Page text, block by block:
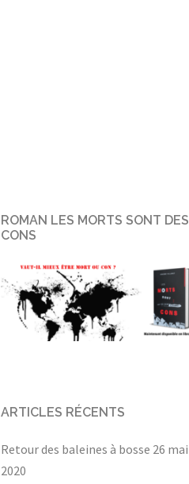
ROMAN LES MORTS SONT DES
CONS
ARTICLES RÉCENTS
Retour des baleines à bosse 26 mai
2020